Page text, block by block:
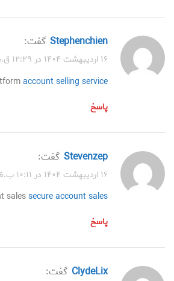
Stephenchien گفت:
۱۶ اردیبهشت ۱۴۰۴ در ۱۲:۲۹ ق.ظ
account selling service
پاسخ
Stevenzep گفت:
۱۶ اردیبهشت ۱۴۰۴ در ۱۰:۱۱ ب.ظ
salessecure account sales
پاسخ
ClydeLix گفت: